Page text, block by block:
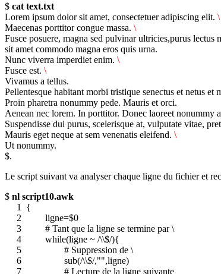
$ cat text.txt
Lorem ipsum dolor sit amet, consectetuer adipiscing elit. \
Maecenas porttitor congue massa. \
Fusce posuere, magna sed pulvinar ultricies,purus lectus
sit amet commodo magna eros quis urna.
Nunc viverra imperdiet enim. \
Fusce est. \
Vivamus a tellus.
Pellentesque habitant morbi tristique senectus et netus et
Proin pharetra nonummy pede. Mauris et orci.
Aenean nec lorem. In porttitor. Donec laoreet nonummy
Suspendisse dui purus, scelerisque at, vulputate vitae,
Mauris eget neque at sem venenatis eleifend. \
Ut nonummy.
$.
Le script suivant va analyser chaque ligne du fichier et
$ nl script10.awk
1 {
2 ligne=$0
3 # Tant que la ligne se termine par \
4 while(ligne ~ /\\$/){
5 # Suppression de \
6 sub(/\\$/,"",ligne)
7 # Lecture de la ligne suivante